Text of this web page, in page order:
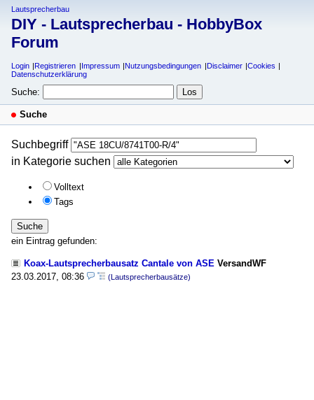
Lautsprecherbau
DIY - Lautsprecherbau - HobbyBox
Forum
Login Registrieren Impressum Nutzungsbedingungen Disclaimer
Cookies
Datenschutzerklärung
Suche:
Suche
Suchbegriff
in Kategorie suchen
Volltext
Tags
Suche
ein Eintrag gefunden:
Koax-Lautsprecherbausatz Cantale von ASE VersandWF
23.03.2017, 08:36
(Lautsprecherbausätze)